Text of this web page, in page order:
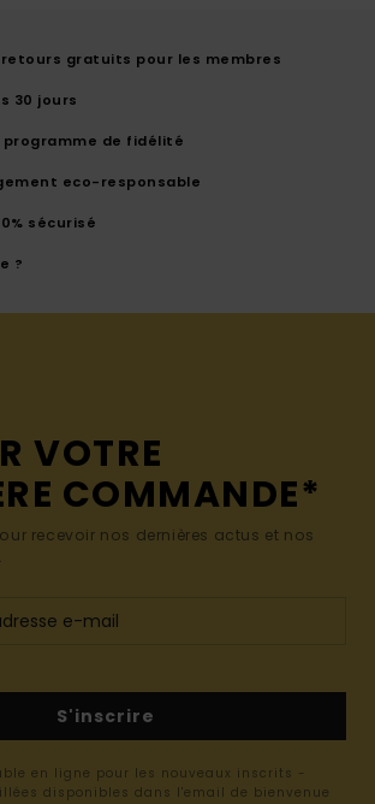
gratuits pour les membres
30 jours
programme de fidélité
eco-responsable
sécurisé
?
VOTRE
COMMANDE*
recevoir nos dernières actus et nos
S'inscrire
en ligne pour les nouveaux inscrits -
disponibles dans l'email de bienvenue